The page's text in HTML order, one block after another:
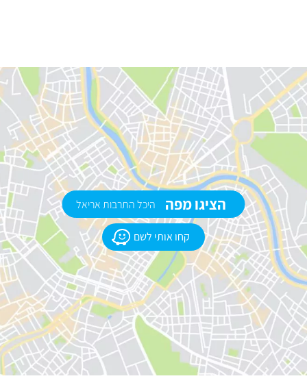
קחו אותי לשם
הציגו מפה היכל התרבות אריאל